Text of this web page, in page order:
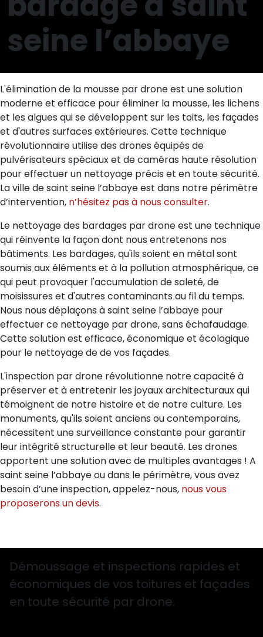
seine l’abbaye
L'élimination de la mousse par drone est une solution
moderne et efficace pour éliminer la mousse, les lichens
et les algues qui se développent sur les toits, les façades
et d'autres surfaces extérieures. Cette technique
révolutionnaire utilise des drones équipés de
pulvérisateurs spéciaux et de caméras haute résolution
pour effectuer un nettoyage précis et en toute sécurité.
La ville de saint seine l’abbaye est dans notre périmètre
d’intervention, n’hésitez pas à nous consulter.
Le nettoyage des bardages par drone est une technique
qui réinvente la façon dont nous entretenons nos
bâtiments. Les bardages, qu'ils soient en métal sont
soumis aux éléments et à la pollution atmosphérique, ce
qui peut provoquer l'accumulation de saleté, de
moisissures et d'autres contaminants au fil du temps.
Nous nous déplaçons à saint seine l’abbaye pour
effectuer ce nettoyage par drone, sans échafaudage.
Cette solution est efficace, économique et écologique
pour le nettoyage de de vos façades.
L'inspection par drone révolutionne notre capacité à
préserver et à entretenir les joyaux architecturaux qui
témoignent de notre histoire et de notre culture. Les
monuments, qu'ils soient anciens ou contemporains,
nécessitent une surveillance constante pour garantir
leur intégrité structurelle et leur beauté. Les drones
apportent une solution avec de multiples avantages ! A
saint seine l’abbaye ou dans le périmètre, vous avez
besoin d’une inspection, appelez-nous, nous vous
proposerons un devis.
Démoussage et inspections rapides et
économiques de vos toitures et façades
en toute sécurité par drone.